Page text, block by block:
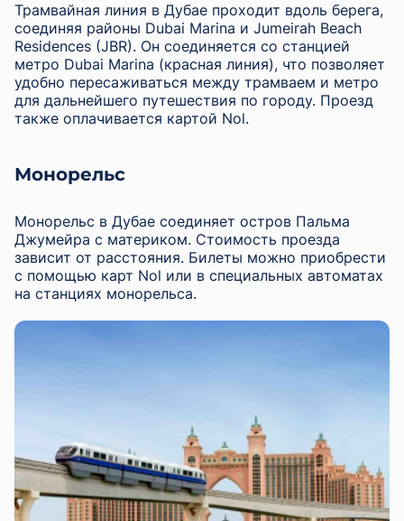
Трамвайная линия в Дубае проходит вдоль берега,
соединяя районы Dubai Marina и Jumeirah Beach
Residences (JBR). Он соединяется со станцией
метро Dubai Marina (красная линия), что позволяет
удобно пересаживаться между трамваем и метро
для дальнейшего путешествия по городу. Проезд
также оплачивается картой Nol.
Монорельс
Монорельс в Дубае соединяет остров Пальма
Джумейра с материком. Стоимость проезда
зависит от расстояния. Билеты можно приобрести
с помощью карт Nol или в специальных автоматах
на станциях монорельса.